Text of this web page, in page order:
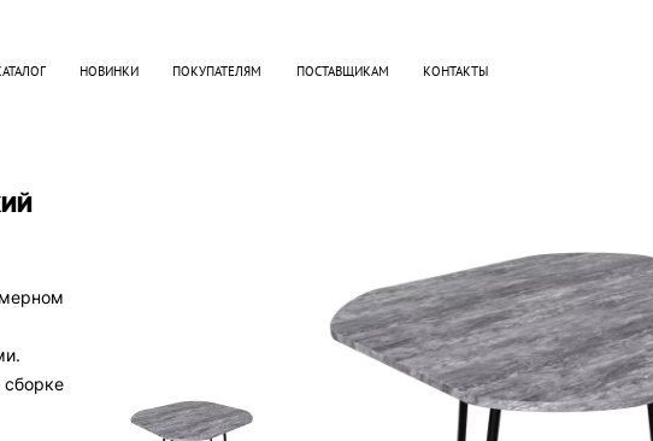
НОВИНКИ ПОКУПАТЕЛЯМ ПОСТАВЩИКАМ КОНТАКТЫ